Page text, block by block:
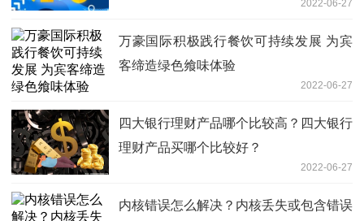
2022-06-27
万豪国际积极践行餐饮可持续发展 为宾
客缔造绿色飨味体验
2022-06-27
四大银行理财产品哪个比较高？四大银行
理财产品买哪个比较好？
2022-06-27
内核错误怎么解决？内核丢失或包含错误